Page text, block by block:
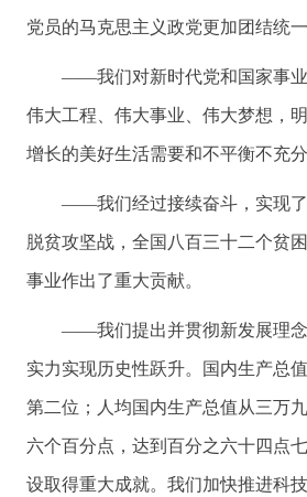
党员的马克思主义政党更加团结统一
——我们对新时代党和国家事业
伟大工程、伟大事业、伟大梦想，
增长的美好生活需要和不平衡不充
——我们经过接续奋斗，实现了
脱贫攻坚战，全国八百三十二个贫
事业作出了重大贡献。
——我们提出并贯彻新发展理念
实力实现历史性跃升。国内生产总
第二位；人均国内生产总值从三万
六个百分点，达到百分之六十四点
设取得重大成就。我们加快推进科